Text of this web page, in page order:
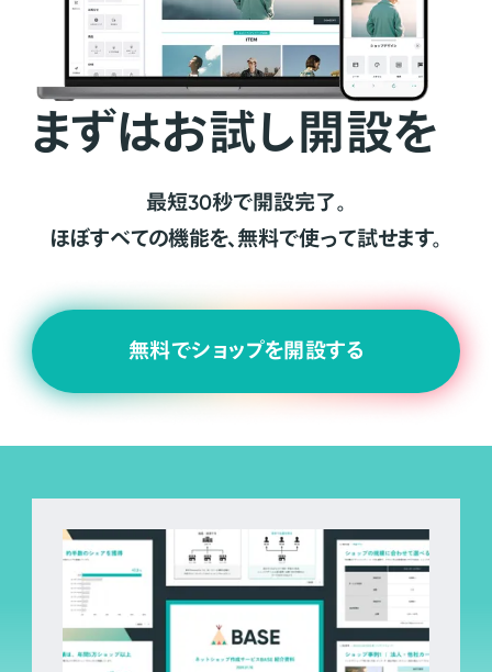
まずはお試し開設を
最短30秒で開設完了。
ほぼすべての機能を、無料で使って試せます。
無料でショップを開設する